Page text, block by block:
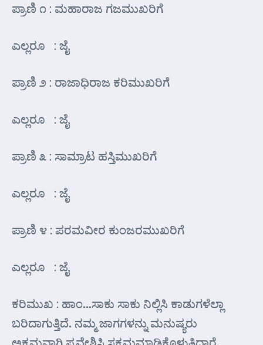
ಪ್ರಾಣಿ ೧ : ಮಹಾರಾಜ ಗಜಮುಖರಿಗೆ
ಎಲ್ಲರೂ : ಜೈ
ಪ್ರಾಣಿ ೨ : ರಾಜಾಧಿರಾಜ ಕರಿಮುಖರಿಗೆ
ಎಲ್ಲರೂ : ಜೈ
ಪ್ರಾಣಿ ೩ : ಸಾಮ್ರಾಟ ಹಸ್ತಿಮುಖರಿಗೆ
ಎಲ್ಲರೂ : ಜೈ
ಪ್ರಾಣಿ ೪ : ಪರಮವೀರ ಕುಂಜರಮುಖರಿಗೆ
ಎಲ್ಲರೂ : ಜೈ
ಕರಿಮುಖ : ಹಾಂ…ಸಾಕು ಸಾಕು ನಿಲ್ಲಿಸಿ ಕಾಡುಗಳೆಲ್ಲಾ
ಬರಿದಾಗುತ್ತಿದೆ. ನಮ್ಮ ಜಾಗಗಳನ್ನು ಮನುಷ್ಯರು